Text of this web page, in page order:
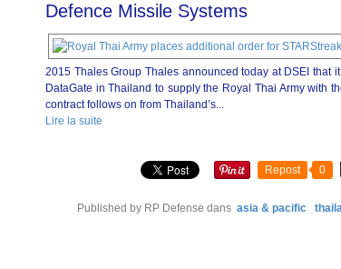
Defence Missile Systems
2015 Thales Group Thales announced today at DSEI that
DataGate in Thailand to supply the Royal Thai Army with
contract follows on from Thailand’s...
Lire la suite
Repost 0
Published by RP Defense dans asia & pacific